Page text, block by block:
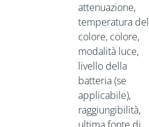
attenuazione,
temperatura del
colore, colore,
modalità luce,
livello della
batteria (se
applicabile),
raggiungibilità,